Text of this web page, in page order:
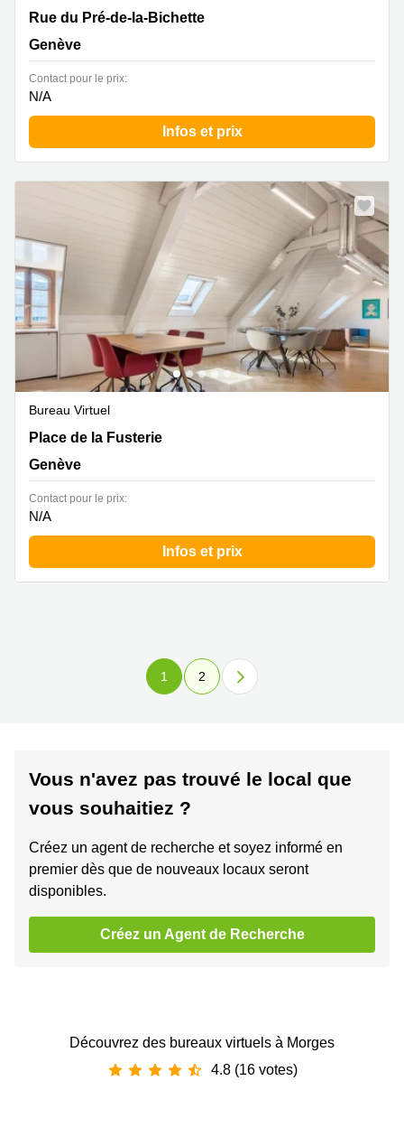
Rue du Pré-de-la-Bichette 1,Nations Business Centre, 6.
Stock, Genève
Rue du Pré-de-la-Bichette
Genève
Contact pour le prix:
N/A
Infos et prix
Bureau Virtuel
Place de la Fusterie 12, Genève
Place de la Fusterie
Genève
Contact pour le prix:
N/A
Infos et prix
1 2
Vous n'avez pas trouvé le local que
vous souhaitiez ?
Créez un agent de recherche et soyez informé en
premier dès que de nouveaux locaux seront
disponibles.
Créez un Agent de Recherche
Découvrez des bureaux virtuels à Morges
4.8 (16 votes)